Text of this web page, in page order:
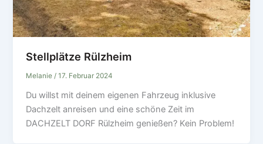
Stellplätze Rülzheim
Melanie/17. Februar 2024
Du willst mit deinem eigenen Fahrzeug inklusive
Dachzelt anreisen und eine schöne Zeit im
DACHZELT DORF Rülzheim genießen? Kein Problem!